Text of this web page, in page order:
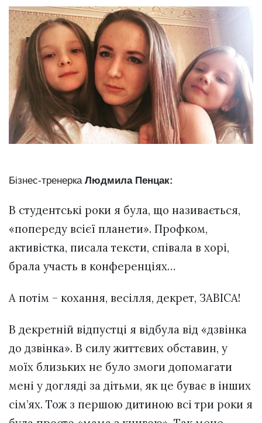
Бізнес-тренерка Людмила Пенцак:
В студентські роки я була, що називається,
«попереду всієї планети». Профком,
активістка, писала тексти, співала в хорі,
брала участь в конференціях…
А потім – кохання, весілля, декрет, ЗАВІСА!
В декретній відпустці я відбула від «дзвінка
до дзвінка». В силу життєвих обставин, у
моїх близьких не було змоги допомагати
мені у догляді за дітьми, як це буває в інших
сім’ях. Тож з першою дитиною всі три роки я